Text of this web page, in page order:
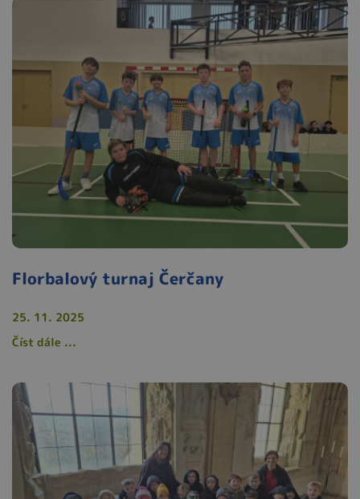
Florbalový turnaj Čerčany
25. 11. 2025
Číst dále ...